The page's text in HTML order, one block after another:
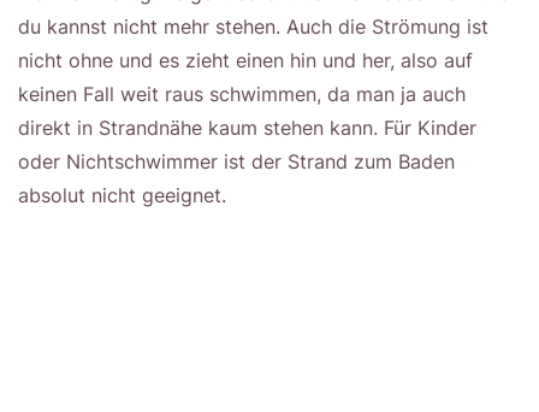
du kannst nicht mehr stehen. Auch die Strömung ist
nicht ohne und es zieht einen hin und her, also auf
keinen Fall weit raus schwimmen, da man ja auch
direkt in Strandnähe kaum stehen kann. Für Kinder
oder Nichtschwimmer ist der Strand zum Baden
absolut nicht geeignet.